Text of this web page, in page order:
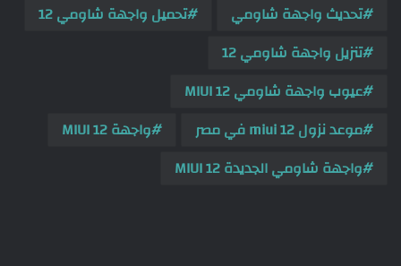
تحديث واجهة شاومي
تحميل واجهة شاومي 12
تنزيل واجهة شاومي 12
عيوب واجهة شاومي MIUI 12
موعد نزول miui 12 في مصر
واجهة MIUI 12
واجهة شاومي الجديدة MIUI 12